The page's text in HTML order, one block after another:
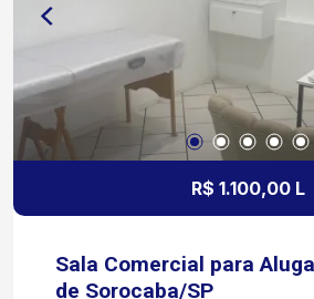
R$ 1.100,00 L
Sala Comercial para
de Sorocaba/SP